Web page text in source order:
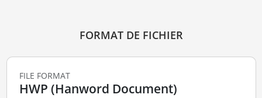
FORMAT DE FICHIER
FILE FORMAT
HWP (Hanword Document)